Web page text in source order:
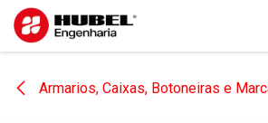
Pular para o conteúdo
Armarios, Caixas, Botoneiras e